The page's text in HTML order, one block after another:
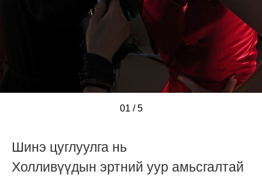
01 / 5
////
Шинэ цуглуулга нь
Холливүүдын эртний уур амьсгалтай